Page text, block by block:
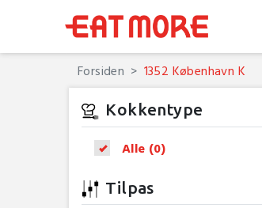
Forsiden 1352 København K
Kokkentype
Alle (0)
Tilpas